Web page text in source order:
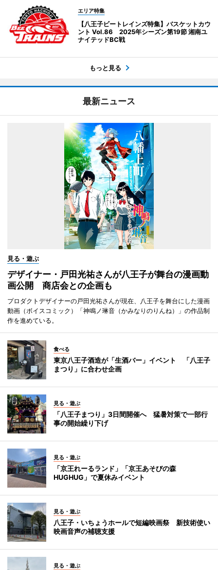
エリア特集
【八王子ビートレインズ特集】バスケットカウ
ント Vol.86 2025年シーズン第19節 湘南ユ
ナイテッドBC戦
もっと見る
最新ニュース
見る・遊ぶ
デザイナー・戸田光祐さんが八王子が舞台の漫画動
画公開 商店会との企画も
プロダクトデザイナーの戸田光祐さんが現在、八王子を舞台にした漫画
動画（ボイスコミック）「神鳴ノ琳音（かみなりのりんね）」の作品制
作を進めている。
食べる
東京八王子酒造が「生酒バー」イベント 「八王子
まつり」に合わせ企画
見る・遊ぶ
「八王子まつり」3日間開催へ 猛暑対策で一部行
事の開始繰り下げ
見る・遊ぶ
「京王れーるランド」「京王あそびの森
HUGHUG」で夏休みイベント
見る・遊ぶ
八王子・いちょうホールで短編映画祭 新技術使い
映画音声の補聴支援
見る・遊ぶ